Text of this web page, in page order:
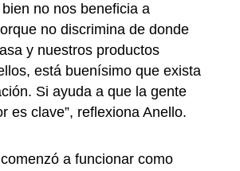
no nos beneficia a
no discrimina de donde
y nuestros productos
está buenísimo que exista
Si ayuda a que la gente
es clave”, reflexiona Anello.
a funcionar como